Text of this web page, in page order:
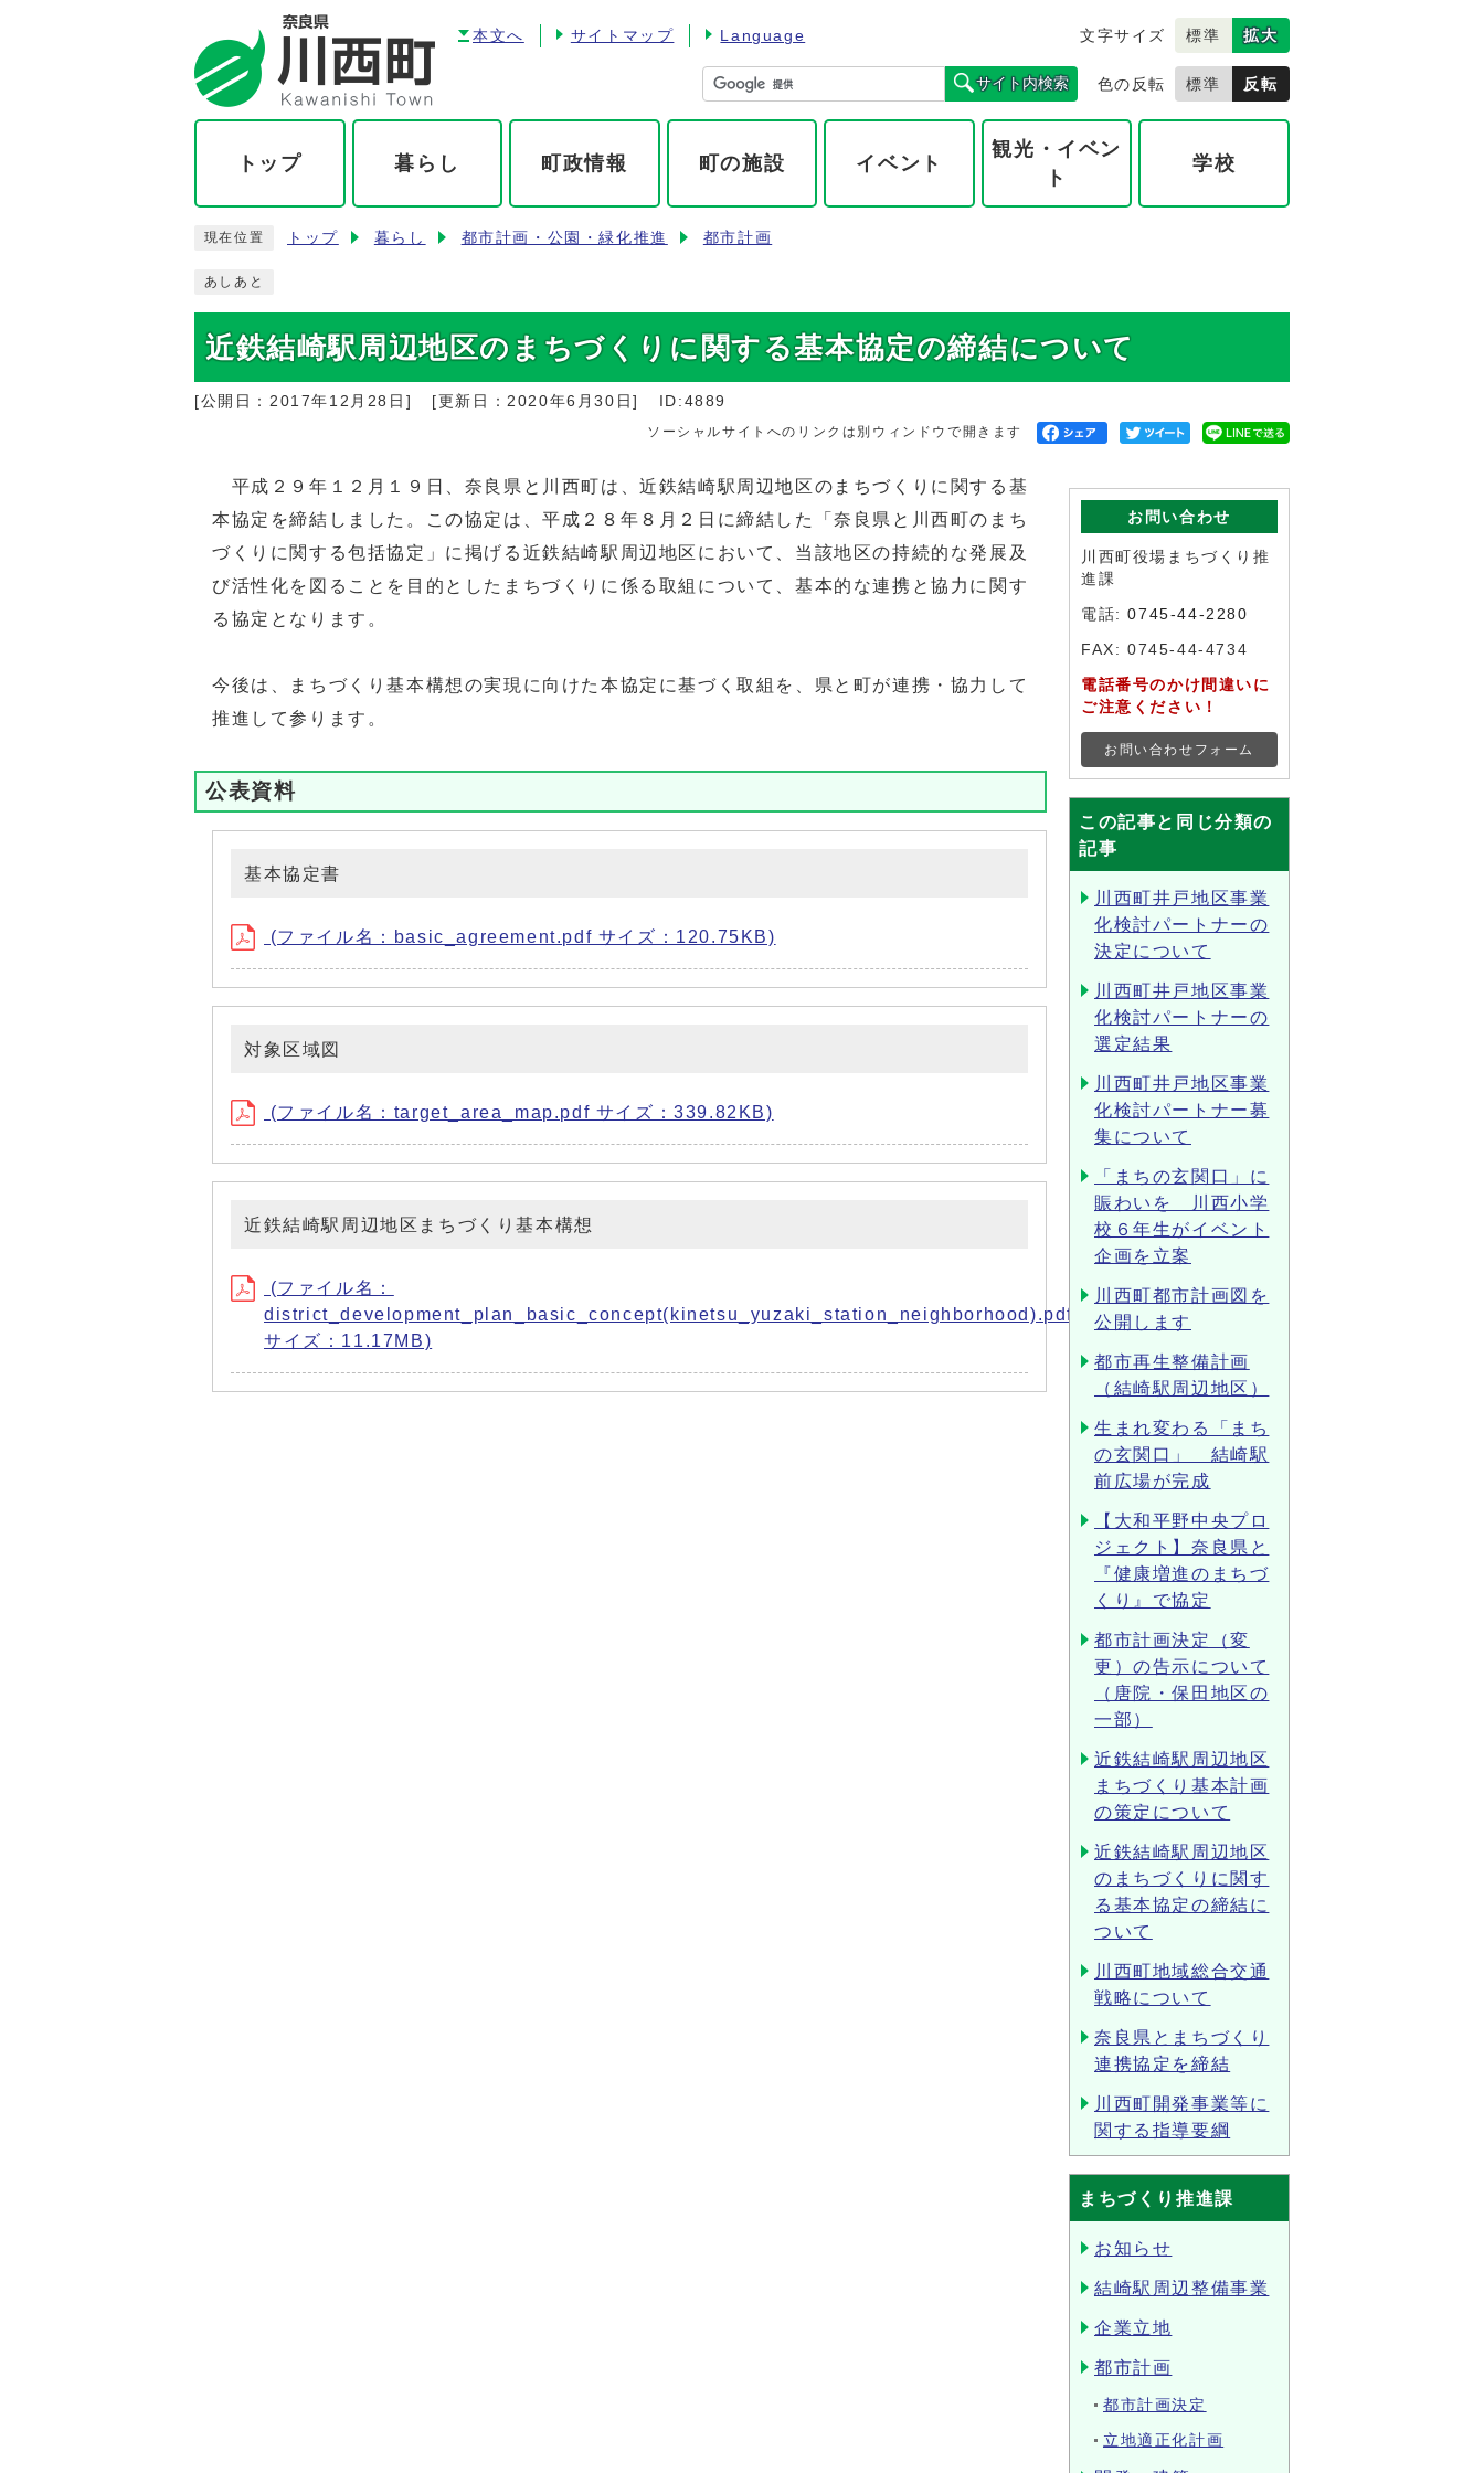
本文へ サイトマップ Language 文字サイズ 標準 拡大
サイト内検索 色の反転 標準 反転
トップ 暮らし 町政情報 町の施設 イベント
観光・イベン
ト
学校
現在位置 トップ 暮らし 都市計画・公園・緑化推進 都市計画
あしあと
近鉄結崎駅周辺地区のまちづくりに関する基本協定の締結について
[公開日： 2017年12月28日 ] [更新日：2020年6月30日] ID:4889
ソーシャルサイトへのリンクは別ウィンドウで開きます
平成２９年１２月１９日、奈良県と川西町は、近鉄結崎駅周辺地区のまちづくりに関する基
本協定を締結しました。この協定は、平成２８年８月２日に締結した「奈良県と川西町のまち
づくりに関する包括協定」に掲げる近鉄結崎駅周辺地区において、当該地区の持続的な発展及
び活性化を図ることを目的としたまちづくりに係る取組について、基本的な連携と協力に関す
る協定となります。
今後は、まちづくり基本構想の実現に向けた本協定に基づく取組を、県と町が連携・協力して
推進して参ります。
公表資料
基本協定書
(ファイル名：basic_agreement.pdf サイズ：120.75KB)
対象区域図
(ファイル名：target_area_map.pdf サイズ：339.82KB)
近鉄結崎駅周辺地区まちづくり基本構想
(ファイル名：
district_development_plan_basic_concept(kinetsu_yuzaki_station_neighborhood).pdf
サイズ：11.17MB)
お問い合わせ
川西町役場まちづくり推
進課
電話:0745-44-2280
FAX: 0745-44-4734
電話番号のかけ間違いに
ご注意ください！
お問い合わせフォーム
この記事と同じ分類の
記事
川西町井戸地区事業
化検討パートナーの
決定について
川西町井戸地区事業
化検討パートナーの
選定結果
川西町井戸地区事業
化検討パートナー募
集について
「まちの玄関口」に
賑わいを 川西小学
校６年生がイベント
企画を立案
川西町都市計画図を
公開します
都市再生整備計画
（結崎駅周辺地区）
生まれ変わる「まち
の玄関口」 結崎駅
前広場が完成
【大和平野中央プロ
ジェクト】奈良県と
『健康増進のまちづ
くり』で協定
都市計画決定（変
更）の告示について
（唐院・保田地区の
一部）
近鉄結崎駅周辺地区
まちづくり基本計画
の策定について
近鉄結崎駅周辺地区
のまちづくりに関す
る基本協定の締結に
ついて
川西町地域総合交通
戦略について
奈良県とまちづくり
連携協定を締結
川西町開発事業等に
関する指導要綱
まちづくり推進課
お知らせ
結崎駅周辺整備事業
企業立地
都市計画
都市計画決定
立地適正化計画